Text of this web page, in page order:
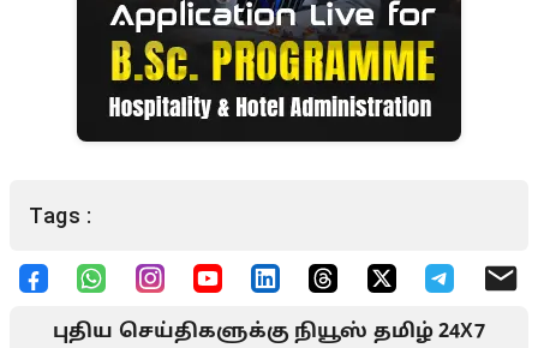
Tags :
புதிய செய்திகளுக்கு நியூஸ் தமிழ் 24X7